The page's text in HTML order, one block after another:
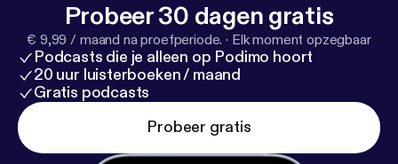
Probeer 30 dagen gratis
€ 9,99 / maand na proefperiode. · Elk moment opzegbaar
Podcasts die je alleen op Podimo hoort
20 uur luisterboeken / maand
Gratis podcasts
Probeer gratis